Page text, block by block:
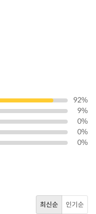
92%
9%
0%
0%
0%
최신순 인기순